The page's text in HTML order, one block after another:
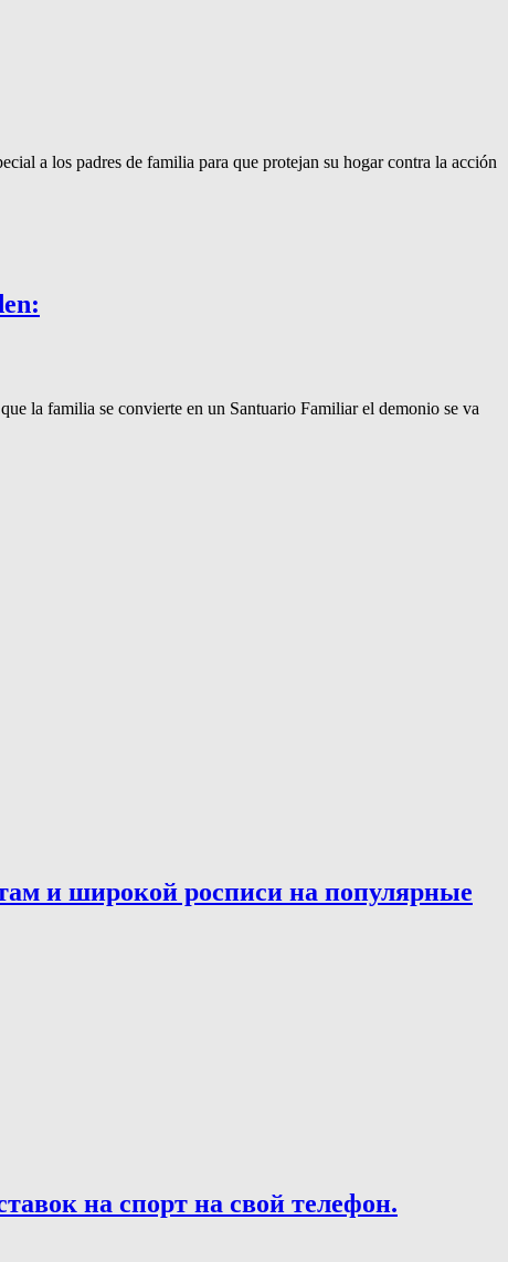
a los padres de familia para que protejan su hogar contra la acción
la familia se convierte en un Santuario Familiar el demonio se va
и широкой росписи на популярные
на спорт на свой телефон.